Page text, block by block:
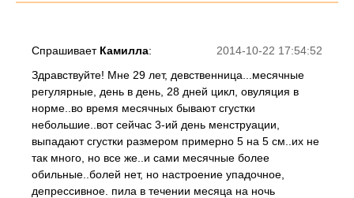
2014-10-22 17:54:52
Спрашивает Камилла:
Здравствуйте! Мне 29 лет, девственница...месячные
регулярные, день в день, 28 дней цикл, овуляция в
норме..во время месячных бывают сгустки
небольшие..вот сейчас 3-ий день менструации,
выпадают сгустки размером примерно 5 на 5 см..их не
так много, но все же..и сами месячные более
обильные..болей нет, но настроение упадочное,
депрессивное. пила в течении месяца на ночь